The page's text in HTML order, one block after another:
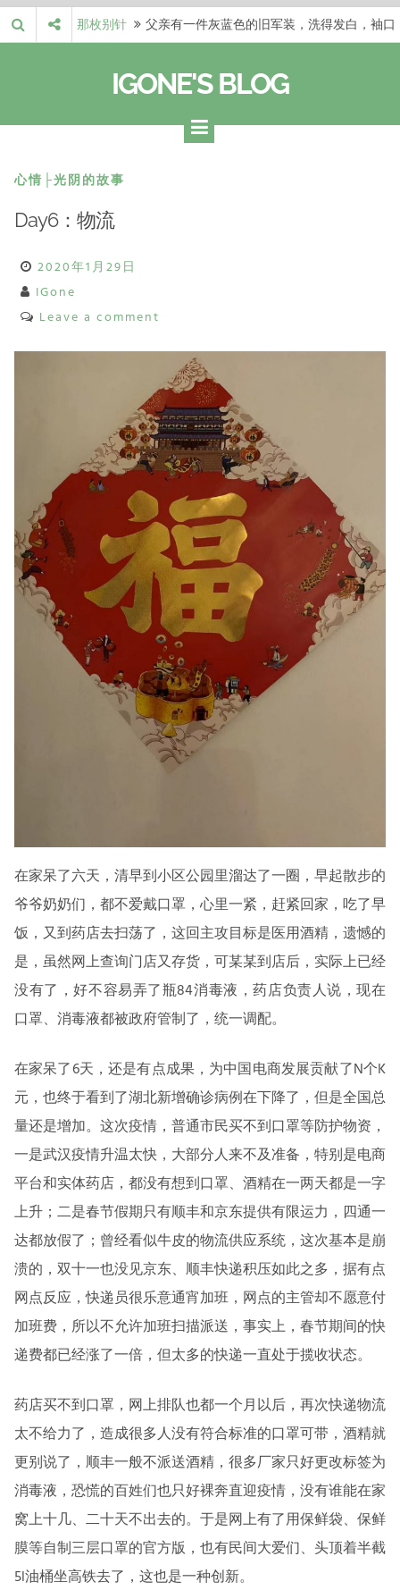
Skip
to
那枚别针
父亲有一件灰蓝色的旧军装，洗得发白，袖口
自己的生活和命…
梁冬 |…
梁冬：有一些人在某个阶段掌握了第一性原
理，完成了一次彻…
梁冬 |…
梁冬：总还有那么百分之一的人，既不努力，
IGONE'S BLOG
心情├光阴的故事
Day6：物流
2020年1月29日
IGone
Leave a comment
在家呆了六天，清早到小区公园里溜达了一圈，早起散步的
爷爷奶奶们，都不爱戴口罩，心里一紧，赶紧回家，吃了早
饭，又到药店去扫荡了，这回主攻目标是医用酒精，遗憾的
是，虽然网上查询门店又存货，可某某到店后，实际上已经
没有了，好不容易弄了瓶84消毒液，药店负责人说，现在
口罩、消毒液都被政府管制了，统一调配。
在家呆了6天，还是有点成果，为中国电商发展贡献了N个K
元，也终于看到了湖北新增确诊病例在下降了，但是全国总
量还是增加。这次疫情，普通市民买不到口罩等防护物资，
一是武汉疫情升温太快，大部分人来不及准备，特别是电商
平台和实体药店，都没有想到口罩、酒精在一两天都是一字
上升；二是春节假期只有顺丰和京东提供有限运力，四通一
达都放假了；曾经看似牛皮的物流供应系统，这次基本是崩
溃的，双十一也没见京东、顺丰快递积压如此之多，据有点
网点反应，快递员很乐意通宵加班，网点的主管却不愿意付
加班费，所以不允许加班扫描派送，事实上，春节期间的快
递费都已经涨了一倍，但太多的快递一直处于揽收状态。
药店买不到口罩，网上排队也都一个月以后，再次快递物流
太不给力了，造成很多人没有符合标准的口罩可带，酒精就
更别说了，顺丰一般不派送酒精，很多厂家只好更改标签为
消毒液，恐慌的百姓们也只好裸奔直迎疫情，没有谁能在家
窝上十几、二十天不出去的。于是网上有了用保鲜袋、保鲜
膜等自制三层口罩的官方版，也有民间大爱们、头顶着半截
5l油桶坐高铁去了，这也是一种创新。